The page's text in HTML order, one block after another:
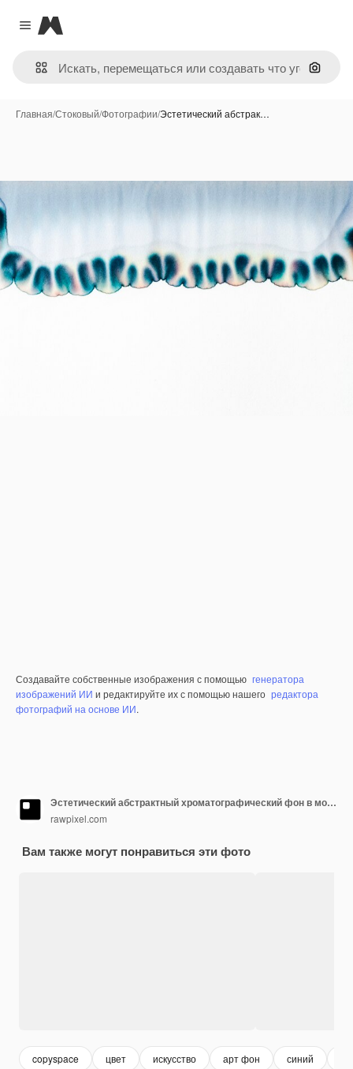
Close menu
Magnific
Поиск
Главная/Стоковый/Фотографии/Эстетический абстрак…
Создавайте собственные изображения с помощью генератора
изображений ИИ и редактируйте их с помощью нашего редактора
фотографий на основе ИИ.
Эстетический абстрактный хроматографический фон в монотонном виде
rawpixel.com
Вам также могут понравиться эти фото
copyspace цвет искусство арт фон синий